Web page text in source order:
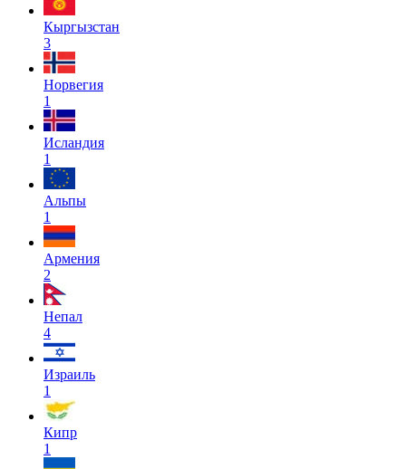
Кыргызстан
3
Норвегия
1
Исландия
1
Альпы
1
Армения
2
Непал
4
Израиль
1
Кипр
1